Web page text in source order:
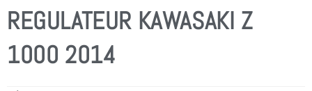
REGULATEUR KAWASAKI Z
1000 2014